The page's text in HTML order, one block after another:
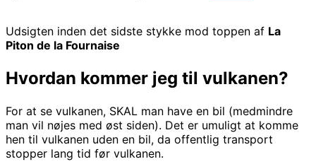
Udsigten inden det sidste stykke mod toppen af La
Piton de la Fournaise
Hvordan kommer jeg til vulkanen?
For at se vulkanen, SKAL man have en bil (medmindre
man vil nøjes med øst siden). Det er umuligt at komme
hen til vulkanen uden en bil, da offentlig transport
stopper lang tid før vulkanen.